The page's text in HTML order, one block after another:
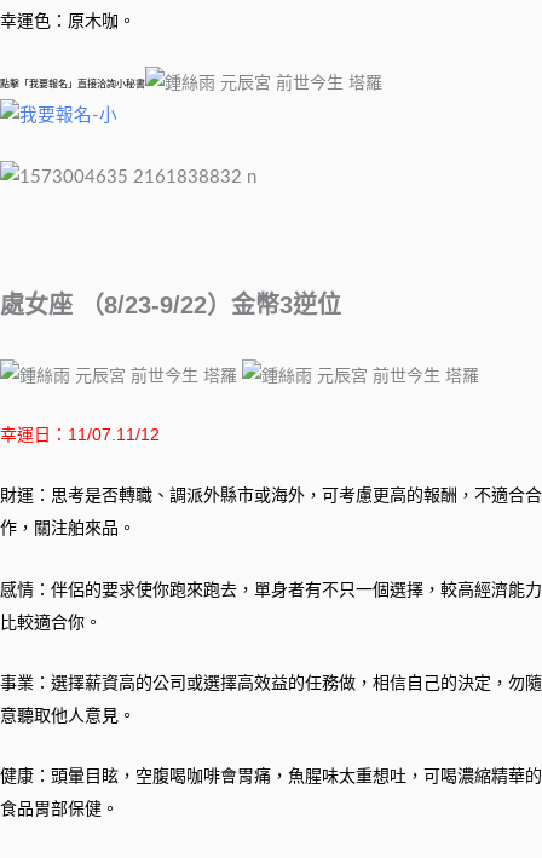
幸運色：原木咖。
點擊「我要報名」直接洽詢小秘書
處女座 （8/23-9/22）金幣3逆位
幸運日：11/07.11/12
財運：思考是否轉職、調派外縣市或海外，可考慮更高的報酬，不適合合
作，關注舶來品。
感情：伴侶的要求使你跑來跑去，單身者有不只一個選擇，較高經濟能力
比較適合你。
事業：選擇薪資高的公司或選擇高效益的任務做，相信自己的決定，勿隨
意聽取他人意見。
健康：頭暈目眩，空腹喝咖啡會胃痛，魚腥味太重想吐，可喝濃縮精華的
食品胃部保健。